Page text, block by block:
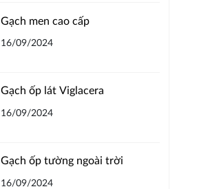
Gạch men cao cấp
16/09/2024
Gạch ốp lát Viglacera
16/09/2024
Gạch ốp tường ngoài trời
16/09/2024